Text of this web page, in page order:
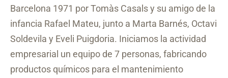
Barcelona 1971 por Tomàs Casals y su amigo de la
infancia Rafael Mateu, junto a Marta Barnés, Octavi
Soldevila y Eveli Puigdoria. Iniciamos la actividad
empresarial un equipo de 7 personas, fabricando
productos químicos para el mantenimiento